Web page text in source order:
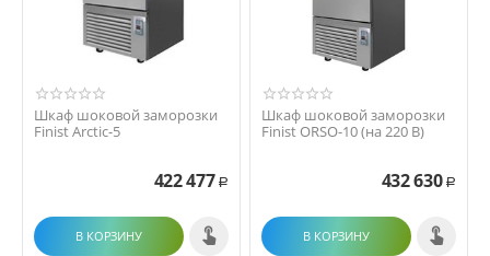
Шкаф шоковой заморозки
Finist Arctic-5
422 477 Р
В КОРЗИНУ
Шкаф шоковой заморозки
Finist ORSO-10 (на 220 В)
432 630 Р
В КОРЗИНУ